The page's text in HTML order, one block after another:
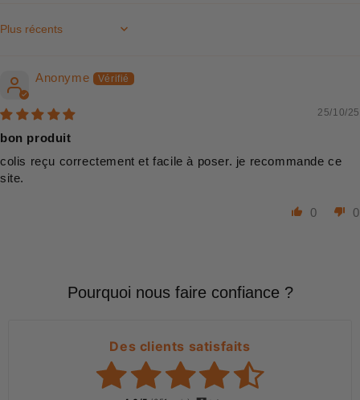
Sort by
Anonyme
25/10/25
bon produit
colis reçu correctement et facile à poser. je recommande ce
site.
0 0
Pourquoi nous faire confiance ?
Des clients satisfaits